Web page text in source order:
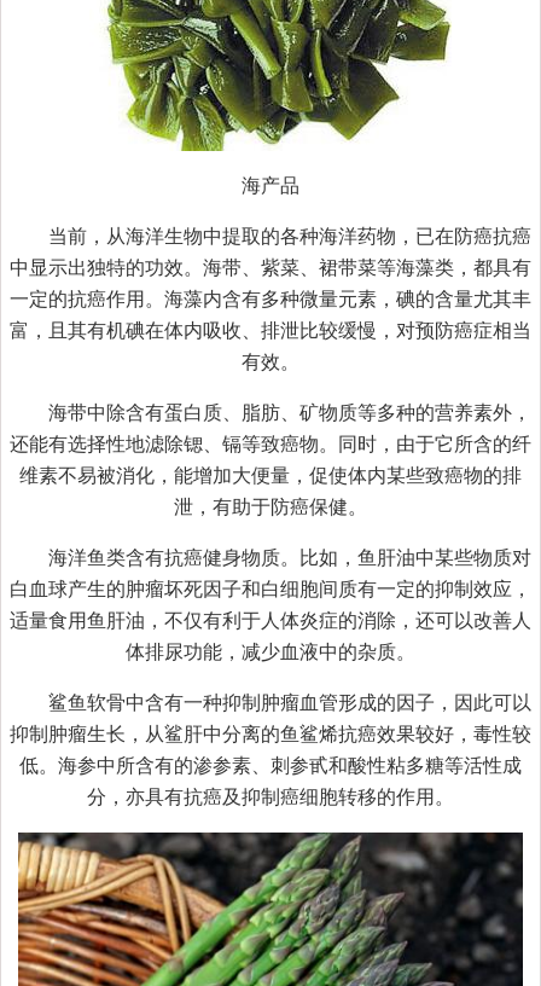
海产品
当前，从海洋生物中提取的各种海洋药物，已在防癌抗癌
中显示出独特的功效。海带、紫菜、裙带菜等海藻类，都具有
一定的抗癌作用。海藻内含有多种微量元素，碘的含量尤其丰
富，且其有机碘在体内吸收、排泄比较缓慢，对预防癌症相当
有效。
海带中除含有蛋白质、脂肪、矿物质等多种的营养素外，
还能有选择性地滤除锶、镉等致癌物。同时，由于它所含的纤
维素不易被消化，能增加大便量，促使体内某些致癌物的排
泄，有助于防癌保健。
海洋鱼类含有抗癌健身物质。比如，鱼肝油中某些物质对
白血球产生的肿瘤坏死因子和白细胞间质有一定的抑制效应，
适量食用鱼肝油，不仅有利于人体炎症的消除，还可以改善人
体排尿功能，减少血液中的杂质。
鲨鱼软骨中含有一种抑制肿瘤血管形成的因子，因此可以
抑制肿瘤生长，从鲨肝中分离的鱼鲨烯抗癌效果较好，毒性较
低。海参中所含有的渗参素、刺参甙和酸性粘多糖等活性成
分，亦具有抗癌及抑制癌细胞转移的作用。